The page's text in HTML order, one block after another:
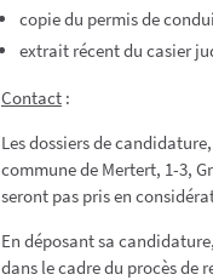
copie du permis de
extrait récent du casier
Contact:
Les dossiers de
commune de Mertert, 1-3,
seront pas pris en
En déposant sa
dans le cadre du procès de